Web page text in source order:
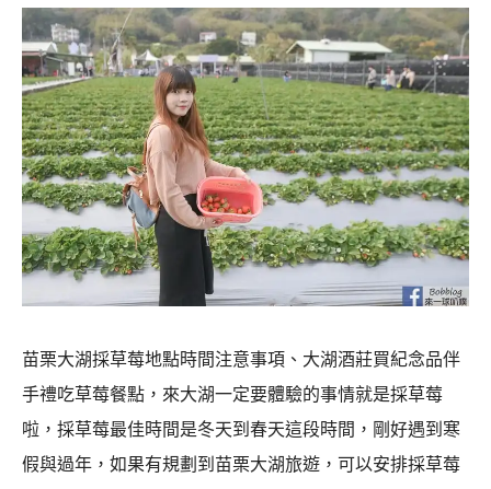
苗栗大湖採草莓地點時間注意事項、大湖酒莊買紀念品伴
手禮吃草莓餐點，來大湖一定要體驗的事情就是採草莓
啦，採草莓最佳時間是冬天到春天這段時間，剛好遇到寒
假與過年，如果有規劃到苗栗大湖旅遊，可以安排採草莓